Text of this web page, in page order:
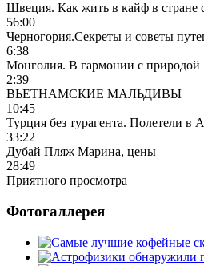
Швеция. Как жить в кайф в стране
56:00
Черногория.Секреты и советы
6:38
Монголия. В гармонии с природой
2:39
ВЬЕТНАМСКИЕ МАЛЬДИВЫ
10:45
Турция без турагента. Полетели в
33:22
Дубай Пляж Марина, цены
28:49
Приятного просмотра
Фотогаллерея